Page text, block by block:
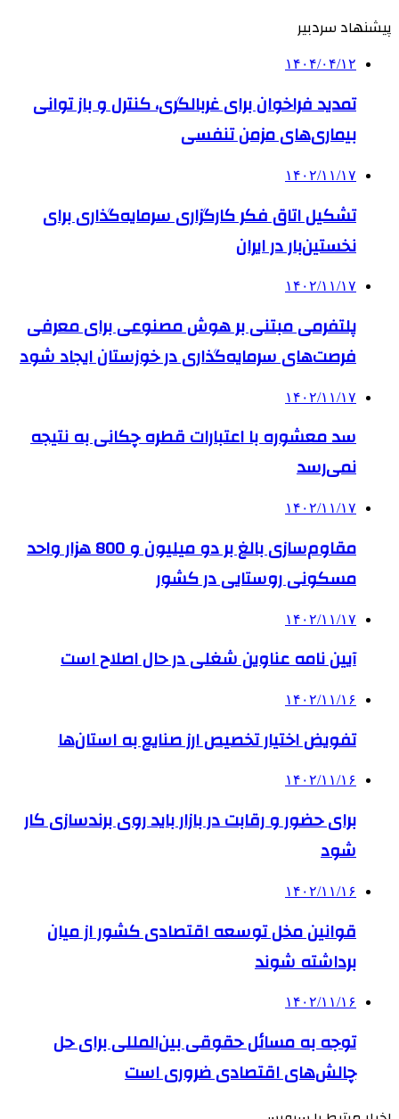
پیشنهاد سردبیر
۱۴۰۴/۰۴/۱۲
تمدید فراخوان برای غربالگری، کنترل و باز توانی
بیماری‌های مزمن تنفسی
۱۴۰۲/۱۱/۱۷
تشکیل اتاق فکر کارگزاری سرمایه‌گذاری برای
نخستین‌بار در ایران
۱۴۰۲/۱۱/۱۷
پلتفرمی مبتنی بر هوش مصنوعی برای معرفی
فرصت‌های سرمایه‌گذاری در خوزستان ایجاد شود
۱۴۰۲/۱۱/۱۷
سد معشوره ‌با اعتبارات قطره چکانی به نتیجه
نمی‌رسد
۱۴۰۲/۱۱/۱۷
مقاوم‌سازی بالغ بر دو میلیون و 800 هزار واحد
مسکونی روستایی در کشور
۱۴۰۲/۱۱/۱۷
آیین نامه عناوین شغلی در حال اصلاح است
۱۴۰۲/۱۱/۱۶
تفویض اختیار تخصیص ارز صنایع به استان‌ها
۱۴۰۲/۱۱/۱۶
برای حضور و رقابت در بازار باید روی برندسازی کار
شود
۱۴۰۲/۱۱/۱۶
قوانین مخل توسعه اقتصادی کشور از میان
برداشته شوند
۱۴۰۲/۱۱/۱۶
توجه به مسائل حقوقی بین‌المللی برای حل
چالش‌های اقتصادی ضروری است